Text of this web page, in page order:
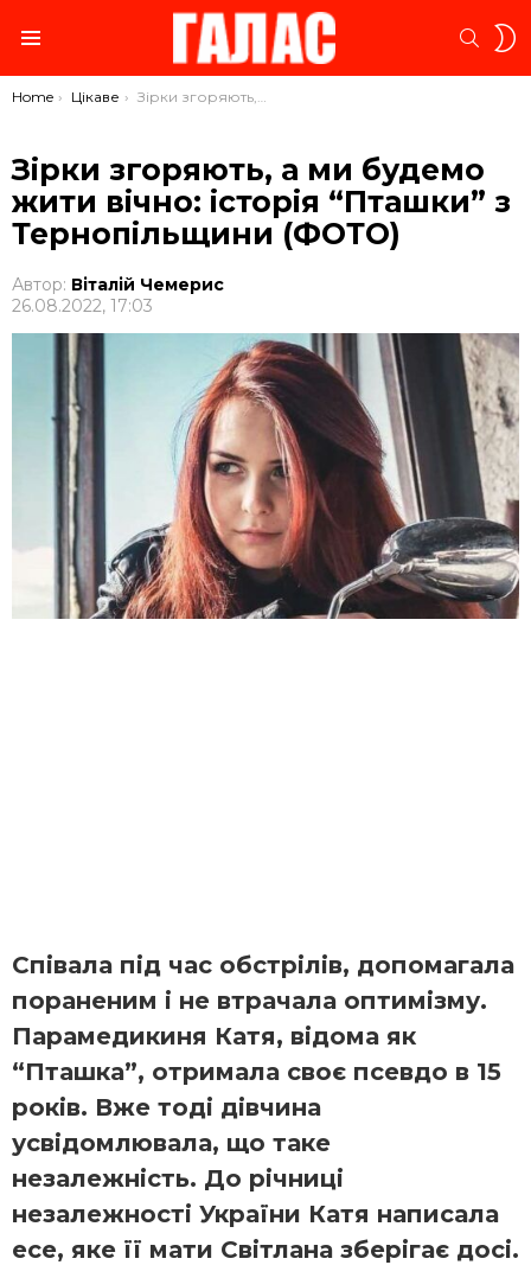
You are here:
Home Цікаве Зірки згоряють, а ми будемо жити вічно: історія “Пташки” з Тернопільщини (ФОТО)
Зірки згоряють, а ми будемо
жити вічно: історія “Пташки” з
Тернопільщини (ФОТО)
Автор: Віталій Чемерис
26.08.2022, 17:03
Співала під час обстрілів, допомагала
пораненим і не втрачала оптимізму.
Парамедикиня Катя, відома як
“Пташка”, отримала своє псевдо в 15
років. Вже тоді дівчина
усвідомлювала, що таке
незалежність. До річниці
незалежності України Катя написала
есе, яке її мати Світлана зберігає досі.